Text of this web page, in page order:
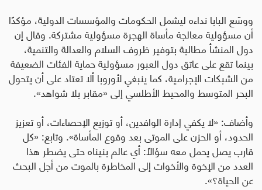
ووسّع البابا نداءه ليشمل الحكومات والمؤسسات الدولية، مؤكدًا
أن مسؤولية معالجة مأساة الهجرة مسؤولية مشتركة. وقال إن
دول المنشأ مطالبة بتوفير ظروف السلام والعدالة والتنمية،
بينما تقع على عاتق دول العبور مسؤولية حماية الفئات الضعيفة
من الشبكات الإجرامية، كما ينبغي لأوروبا ألا تعتاد على أن يتحول
البحر المتوسط والمحيط الأطلسي إلى «مقابر بلا شواهد».
وأضاف: «لا يكفي إدارة الوافدين، أو توزيع الإحصاءات، أو تعزيز
الحدود، أو الحزن على الموتى بعد وقوع المأساة». وتابع: «كل
قارب يصل يحمل معه سؤالًا: أي عالم بنيناه حتى يضطر هذا
العدد من الإخوة والأخوات إلى المخاطرة بالموت من أجل البحث
عن الحياة؟».